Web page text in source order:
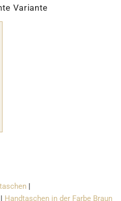
Variante
Handtaschen in der Farbe Braun